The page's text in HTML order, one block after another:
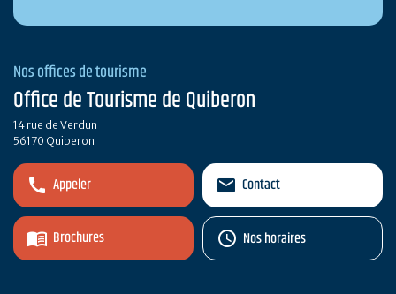
Nos offices de tourisme
Office de Tourisme de Quiberon
14 rue de Verdun
56170 Quiberon
Appeler
Brochures
Contact
Nos horaires